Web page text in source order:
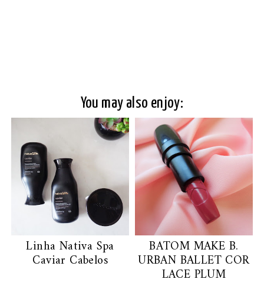
You may also enjoy:
Linha Nativa Spa
Caviar Cabelos
BATOM MAKE B.
URBAN BALLET COR
LACE PLUM